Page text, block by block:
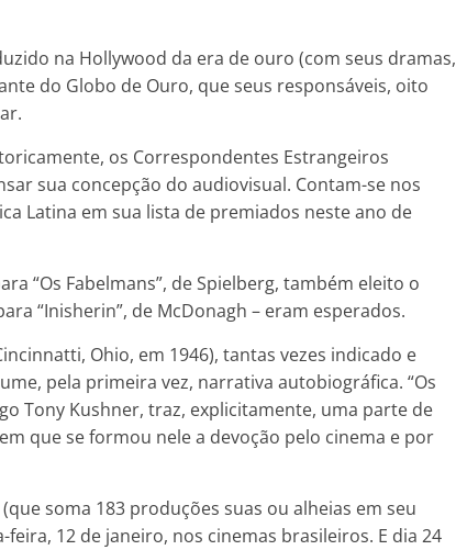
na Hollywood da era de ouro (com seus dramas,
do Globo de Ouro, que seus responsáveis, oito
os Correspondentes Estrangeiros
sua concepção do audiovisual. Contam-se nos
Latina em sua lista de premiados neste ano de
“Os Fabelmans”, de Spielberg, também eleito o
“Inisherin”, de McDonagh – eram esperados.
Ohio, em 1946), tantas vezes indicado e
pela primeira vez, narrativa autobiográfica. “Os
Tony Kushner, traz, explicitamente, uma parte de
que se formou nele a devoção pelo cinema e por
soma 183 produções suas ou alheias em seu
12 de janeiro, nos cinemas brasileiros. E dia 24